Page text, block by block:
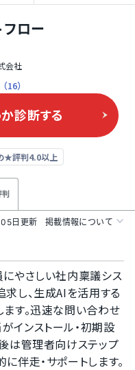
ロー
会社
（16）
診断する
★評判4.0以上
判
日更新 掲載情報について
にやさしい社内稟議シス
し、生成AIを活用する
ます。迅速な問い合わせ
インストール・初期設
は管理者向けステップ
伴走・サポートします。